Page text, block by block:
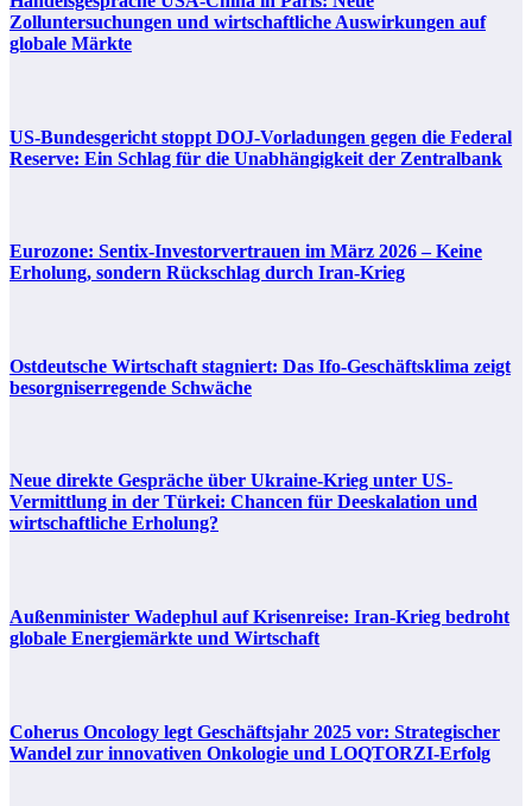
Zolluntersuchungen und wirtschaftliche Auswirkungen auf
globale Märkte
US-Bundesgericht stoppt DOJ-Vorladungen gegen die Federal
Reserve: Ein Schlag für die Unabhängigkeit der Zentralbank
Eurozone: Sentix-Investorvertrauen im März 2026 – Keine
Erholung, sondern Rückschlag durch Iran-Krieg
Ostdeutsche Wirtschaft stagniert: Das Ifo-Geschäftsklima zeigt
besorgniserregende Schwäche
Neue direkte Gespräche über Ukraine-Krieg unter US-
Vermittlung in der Türkei: Chancen für Deeskalation und
wirtschaftliche Erholung?
Außenminister Wadephul auf Krisenreise: Iran-Krieg bedroht
globale Energiemärkte und Wirtschaft
Coherus Oncology legt Geschäftsjahr 2025 vor: Strategischer
Wandel zur innovativen Onkologie und LOQTORZI-Erfolg